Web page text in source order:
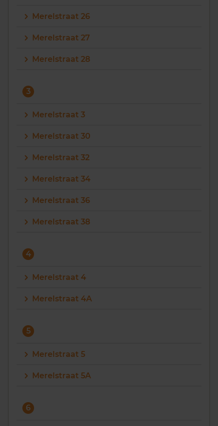
Merelstraat 26
Merelstraat 27
Merelstraat 28
3
Merelstraat 3
Merelstraat 30
Merelstraat 32
Merelstraat 34
Merelstraat 36
Merelstraat 38
4
Merelstraat 4
Merelstraat 4A
5
Merelstraat 5
Merelstraat 5A
6